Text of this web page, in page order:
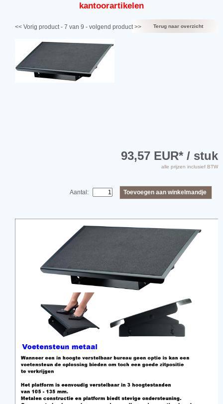
kantoorartikelen
<< Vorig product- 7 van 9 - volgend product >> Terug naar overzicht
93,57 EUR* / stuk
alle prijzen inclusief BTW
Aantal: Toevoegen aan winkelmandje